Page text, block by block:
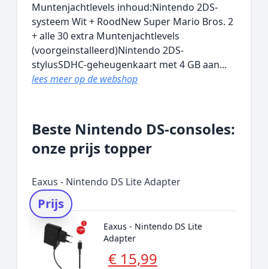
Muntenjachtlevels inhoud:Nintendo 2DS-
systeem Wit + RoodNew Super Mario Bros. 2
+ alle 30 extra Muntenjachtlevels
(voorgeinstalleerd)Nintendo 2DS-
stylusSDHC-geheugenkaart met 4 GB aan...
lees meer op de webshop
Beste Nintendo DS-consoles:
onze prijs topper
Eaxus - Nintendo DS Lite Adapter
Prijs
Eaxus - Nintendo DS Lite
Adapter
€ 15,99